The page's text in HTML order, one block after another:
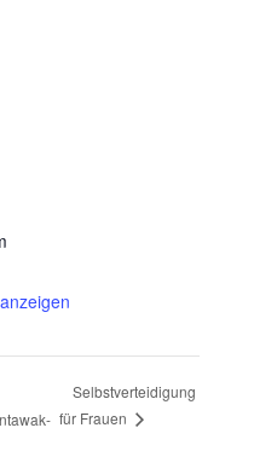
Selbstverteidigung
für Frauen